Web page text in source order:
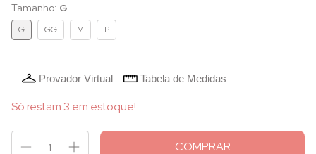
Tamanho: G
G GG M P
Provador Virtual Tabela de Medidas
Só restam 3 em estoque!